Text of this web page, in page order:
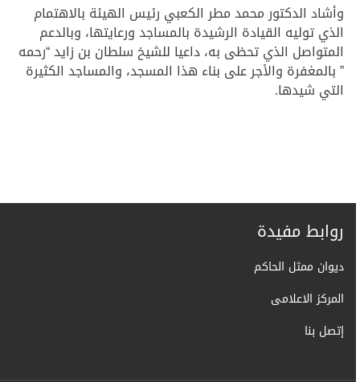
وأشاد الدكتور محمد مطر الكعبي رئيس الهيئة بالاهتمام
الذي توليه القيادة الرشيدة بالمساجد ورعايتها، وبالدعم
المتواصل الذي تحظى به، داعيا للشيخ سلطان بن زايد “رحمه
” بالمغفرة والأجر على بناء هذا المسجد، والمساجد الكثيرة
التي شيدها.
روابط مفيدة
ديوان ممثل الحاكم
المركز الاعلامى
إتصل بنا